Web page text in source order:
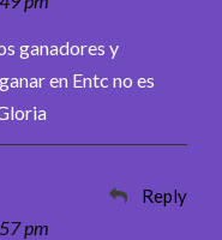
ganadores y
en Entc no es
pm
Reply